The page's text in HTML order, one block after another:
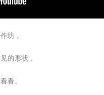
坊，
的形状，
看。